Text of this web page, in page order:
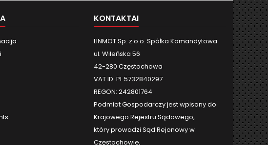
KONTAKTAI
LINMOT Sp. z o.o. Spółka Komandytowa
ul. Wileńska 56
42-280 Częstochowa
VAT ID: PL 5732840297
REGON: 242801764
Podmiot Gospodarczy jest wpisany do
Krajowego Rejestru Sądowego,
który prowadzi Sąd Rejonowy w
Częstochowie,